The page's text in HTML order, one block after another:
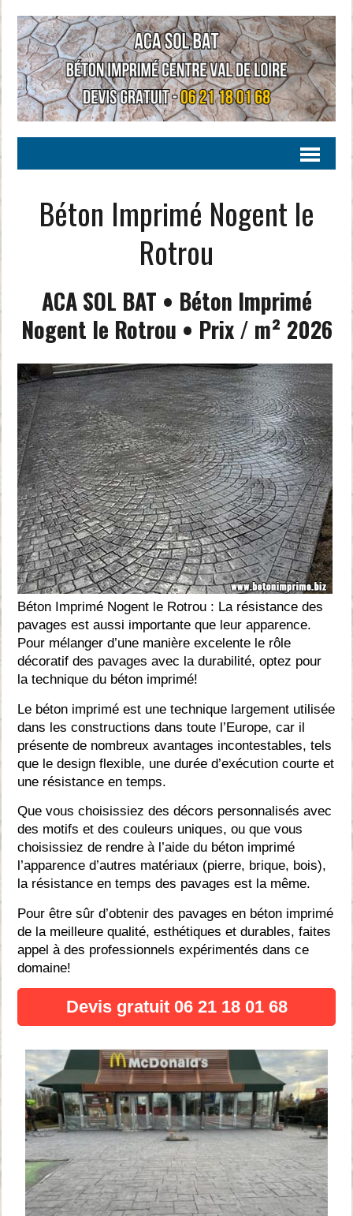
Béton Imprimé Nogent le
Rotrou
ACA SOL BAT • Béton Imprimé
Nogent le Rotrou • Prix / m² 2026
Béton Imprimé Nogent le Rotrou : La résistance des
pavages est aussi importante que leur apparence.
Pour mélanger d’une manière excelente le rôle
décoratif des pavages avec la durabilité, optez pour
la technique du béton imprimé!
Le béton imprimé est une technique largement utilisée
dans les constructions dans toute l’Europe, car il
présente de nombreux avantages incontestables, tels
que le design flexible, une durée d’exécution courte et
une résistance en temps.
Que vous choisissiez des décors personnalisés avec
des motifs et des couleurs uniques, ou que vous
choisissiez de rendre à l’aide du béton imprimé
l’apparence d’autres matériaux (pierre, brique, bois),
la résistance en temps des pavages est la même.
Pour être sûr d’obtenir des pavages en béton imprimé
de la meilleure qualité, esthétiques et durables, faites
appel à des professionnels expérimentés dans ce
domaine!
Devis gratuit 06 21 18 01 68